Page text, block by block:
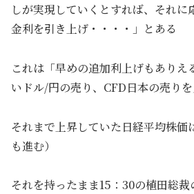
しが実現していくとすれば、それに
金利を引き上げ・・・・」とある
これは「早めの追加利上げもありえ
いドル/円の売り、CFD日本の売り
それまで上昇していた日経平均株価
も進む）
それを持ったまま15：30の植田総